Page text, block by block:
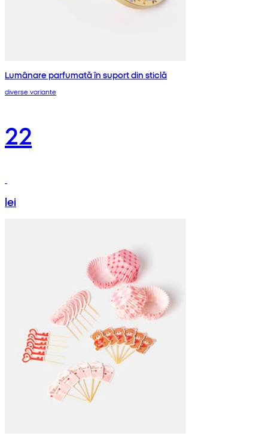
Lumânare parfumată în suport din sticlă
diverse variante
22
lei